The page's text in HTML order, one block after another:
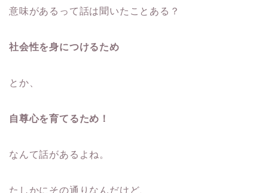
意味があるって話は聞いたことある？
社会性を身につけるため
とか、
自尊心を育てるため！
なんて話があるよね。
たしかにその通りなんだけど、